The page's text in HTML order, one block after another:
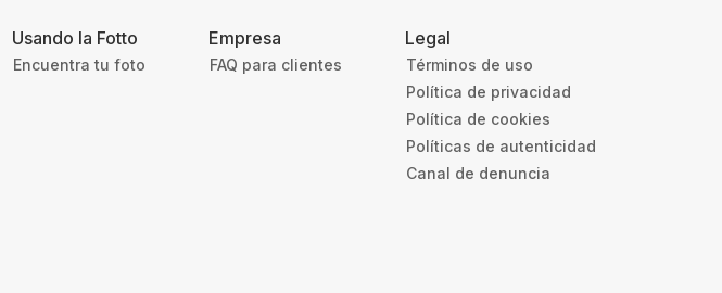
Usando la Fotto
Encuentra tu foto
Empresa
FAQ para clientes
Legal
Términos de uso
Política de privacidad
Política de cookies
Políticas de autenticidad
Canal de denuncia